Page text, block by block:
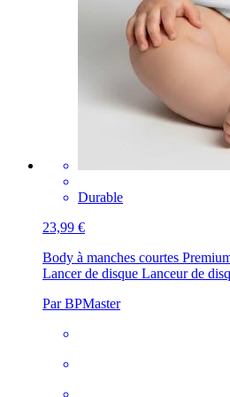
Durable
23,99 €
Body à manches courtes
Lancer de disque Lanceur de
Par BPMaster